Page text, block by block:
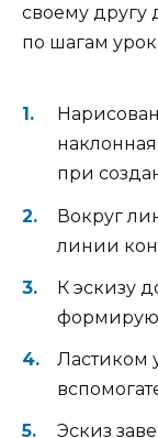
своему другу
по шагам
при
Вокруг
линии
К эскизу
Ластиком
Эскиз